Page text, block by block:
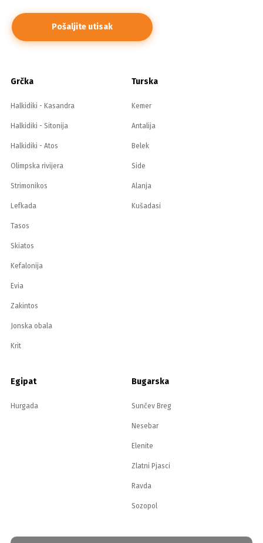
Grčka
Halkidiki - Kasandra
Halkidiki - Sitonija
Halkidiki - Atos
Olimpska rivijera
Strimonikos
Lefkada
Tasos
Skiatos
Kefalonija
Evia
Zakintos
Jonska obala
Krit
Turska
Kemer
Antalija
Belek
Side
Alanja
Kušadasi
Egipat
Hurgada
Bugarska
Sunčev Breg
Nesebar
Elenite
Zlatni Pjasci
Ravda
Sozopol